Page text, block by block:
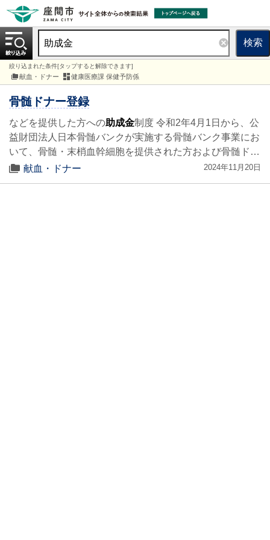
検索
絞り込まれた条件[タップすると解除できます]
献血・ドナー 健康医療課 保健予防係
骨髄ドナー登録
などを提供した方への助成金制度 令和2年4月1日から、公
益財団法人日本骨髄バンクが実施する骨髄バンク事業にお
いて、骨髄・末梢血幹細胞を提供された方および骨髄ド…
献血・ドナー
2024年11月20日